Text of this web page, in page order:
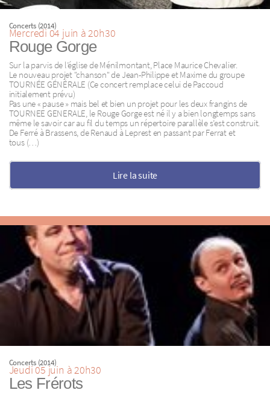
Concerts (2014)
Mercredi 04 juin à 20h30
Rouge Gorge
Sur la parvis de l’église de Ménilmontant, Place Maurice Chevalier.
Le nouveau projet "chanson" de Jean-Philippe et Maxime du groupe
TOURNÉE GÉNÉRALE (Ce concert remplace celui de Paccoud
initialement prévu)
Pas une « pause » mais bel et bien un projet pour les deux frangins de
TOURNEE GENERALE, le Rouge Gorge est né il y a bien longtemps sans
même le savoir car au fil du temps un répertoire parallèle s’est construit.
De Ferré à Brassens, de Renaud à Leprest en passant par Ferrat et
tous (…)
Lire la suite
Concerts (2014)
Jeudi 05 juin à 20h30
Les Frérots